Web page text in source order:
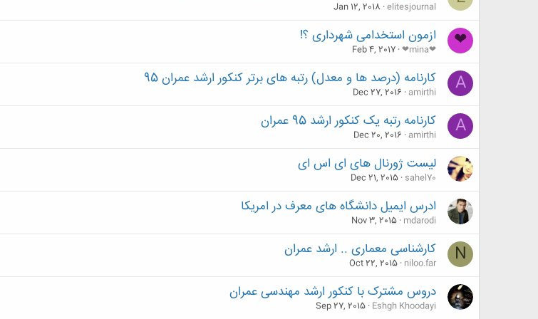
elitesjournal
Jan 12, 2018
❤ ازمون استخدامی شهرداری ؟!
❤mina❤
Feb 4, 2017
A کارنامه (درصد ها و معدل) رتبه های برتر کنکور ارشد عمران 95
amirthi
Dec 27, 2016
A کارنامه رتبه یک کنکور ارشد 95 عمران
amirthi
Dec 20, 2016
لیست ژورنال های ای اس ای
sahel70
Dec 21, 2015
ادرس ایمیل دانشگاه های معرف در امریکا
mdarodi
Nov 3, 2015
N کارشناسی معماری .. ارشد عمران
niloo.far
Oct 22, 2015
دروس مشترک با کنکور ارشد مهندسی عمران
Eshgh Khoodayi
Sep 27, 2015